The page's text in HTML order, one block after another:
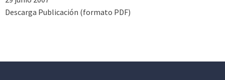
Descarga Publicación (formato PDF)